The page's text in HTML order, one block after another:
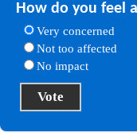
How do you feel
Very concerned
Not too affected
No impact